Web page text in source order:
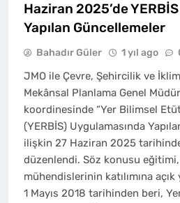
Haziran 2025’de
Yapılan Güncellemeler
Bahadır Güler 1 yıl ago
JMO ile Çevre, Şehircilik ve
Mekânsal Planlama Genel
koordinesinde “Yer Bilimsel
(YERBİS) Uygulamasında
ilişkin 27 Haziran 2025
düzenlendi. Söz konusu
mühendislerinin katılımına açık
1 Mayıs 2018 tarihinden beri,